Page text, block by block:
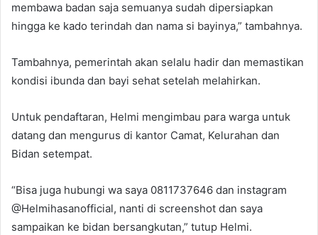
membawa badan saja semuanya sudah dipersiapkan
hingga ke kado terindah dan nama si bayinya,” tambahnya.
Tambahnya, pemerintah akan selalu hadir dan memastikan
kondisi ibunda dan bayi sehat setelah melahirkan.
Untuk pendaftaran, Helmi mengimbau para warga untuk
datang dan mengurus di kantor Camat, Kelurahan dan
Bidan setempat.
“Bisa juga hubungi wa saya 0811737646 dan instagram
@Helmihasanofficial, nanti di screenshot dan saya
sampaikan ke bidan bersangkutan,” tutup Helmi.